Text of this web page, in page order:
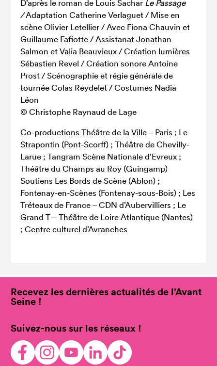
D’après le roman de Louis Sachar Le Passage
/Adaptation Catherine Verlaguet / Mise en
scène Olivier Letellier / Avec Fiona Chauvin et
Guillaume Fafiotte / Assistanat Jonathan
Salmon et Valia Beauvieux / Création lumières
Sébastien Revel / Création sonore Antoine
Prost / Scénographie et régie générale de
tournée Colas Reydelet / Costumes Nadia
Léon
© Christophe Raynaud de Lage
Co-productions Théâtre de la Ville – Paris ; Le
Strapontin (Pont-Scorff) ; Théâtre de Chevilly-
Larue ; Tangram Scène Nationale d’Evreux ;
Théâtre du Champs au Roy (Guingamp)
Soutiens Les Bords de Scène (Ablon) ;
Fontenay-en-Scènes (Fontenay-sous-Bois) ; Les
Tréteaux de France – CDN d’Aubervilliers ; Le
Grand T – Théâtre de Loire Atlantique (Nantes)
; Centre culturel d’Avranches
Recevez les dernières actualités de l’Avant
Seine !
Suivez-nous sur les réseaux !